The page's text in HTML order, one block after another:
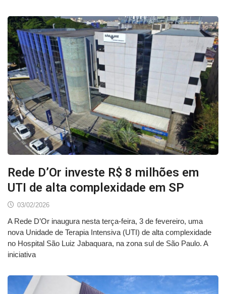
Rede D’Or investe R$ 8 milhões em
UTI de alta complexidade em SP
03/02/2026
A Rede D’Or inaugura nesta terça-feira, 3 de fevereiro, uma
nova Unidade de Terapia Intensiva (UTI) de alta complexidade
no Hospital São Luiz Jabaquara, na zona sul de São Paulo. A
iniciativa